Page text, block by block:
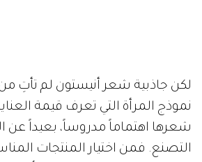
لكن جاذبية شعر أنيستون لم تأتِ
نموذج المرأة التي تعرف قيمة
شعرها اهتماماً مدروساً، بعيداً عن
التصنع. فمن اختيار المنتجات